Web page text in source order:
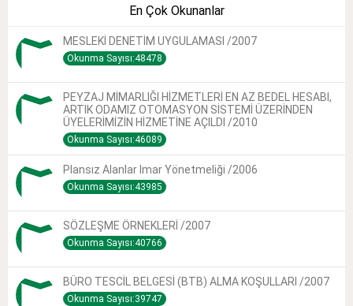
En Çok Okunanlar
MESLEKİ DENETİM UYGULAMASI /2007
Okunma Sayısı:48478
PEYZAJ MİMARLIĞI HİZMETLERİ EN AZ BEDEL HESABI,
ARTIK ODAMIZ OTOMASYON SİSTEMİ ÜZERİNDEN
ÜYELERİMİZİN HİZMETİNE AÇILDI /2010
Okunma Sayısı:46089
Plansız Alanlar Imar Yönetmeliği /2006
Okunma Sayısı:43985
SÖZLEŞME ÖRNEKLERİ /2007
Okunma Sayısı:40766
BÜRO TESCİL BELGESİ (BTB) ALMA KOŞULLARI /2007
Okunma Sayısı:39747